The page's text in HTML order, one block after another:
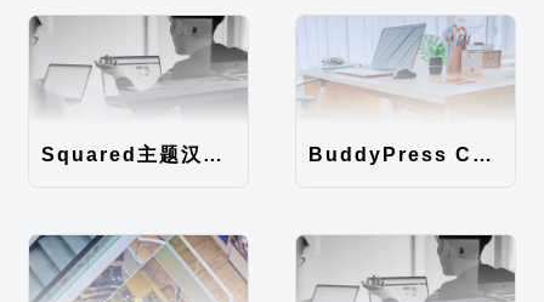
Squared主题汉化包 BuddyPress Colours主题汉化包